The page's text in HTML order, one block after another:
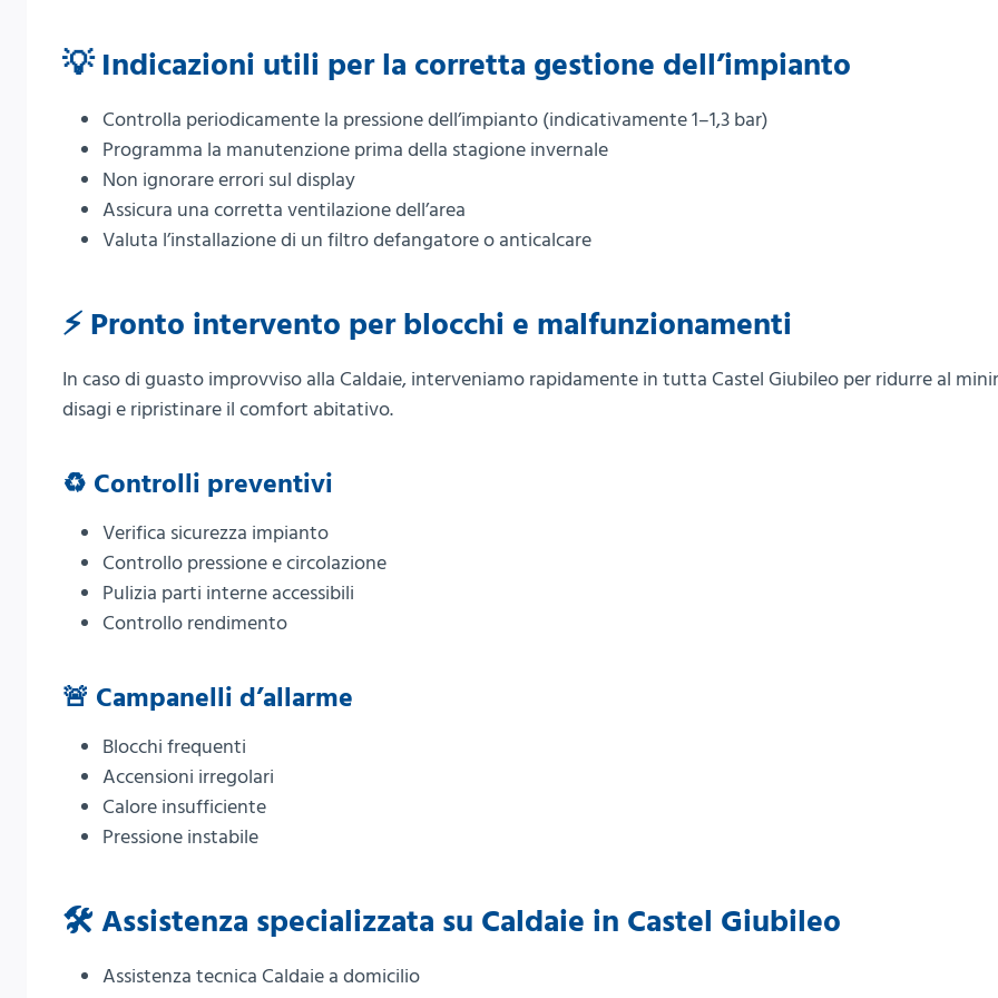
💡 Indicazioni utili per la corretta gestione dell’impianto
Controlla periodicamente la pressione dell’impianto (indicativamente 1–1,3 bar)
Programma la manutenzione prima della stagione invernale
Non ignorare errori sul display
Assicura una corretta ventilazione dell’area
Valuta l’installazione di un filtro defangatore o anticalcare
⚡ Pronto intervento per blocchi e malfunzionamenti
In caso di guasto improvviso alla Caldaie, interveniamo rapidamente in tutta Castel Giubileo per ridurre al
disagi e ripristinare il comfort abitativo.
♻️ Controlli preventivi
Verifica sicurezza impianto
Controllo pressione e circolazione
Pulizia parti interne accessibili
Controllo rendimento
🚨 Campanelli d’allarme
Blocchi frequenti
Accensioni irregolari
Calore insufficiente
Pressione instabile
🛠️ Assistenza specializzata su Caldaie in Castel Giubileo
Assistenza tecnica Caldaie a domicilio